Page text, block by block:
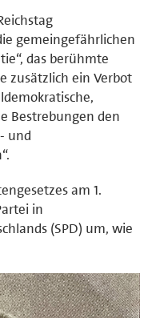
gemeingefährlichen
das berühmte
zusätzlich ein Verbot
Bestrebungen den
und
am 1.
in
(SPD) um, wie